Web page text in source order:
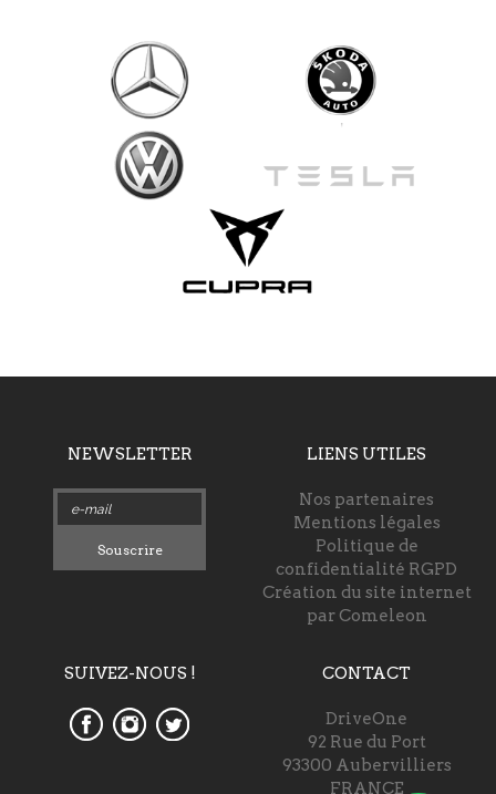
NEWSLETTER
Souscrire
LIENS UTILES
Nos partenaires
Mentions légales
Politique de
confidentialité RGPD
Création du site internet
par Comeleon
SUIVEZ-NOUS ! CONTACT
DriveOne
92 Rue du Port
93300 Aubervilliers
FRANCE